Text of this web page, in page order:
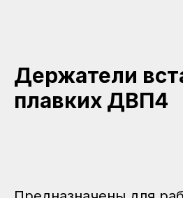
Держатели
плавких ДВП4